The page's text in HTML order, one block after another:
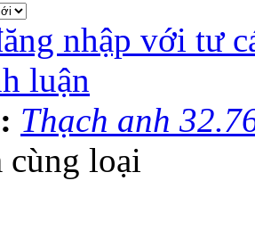
nhập với tư
luận
Thạch anh
cùng loại